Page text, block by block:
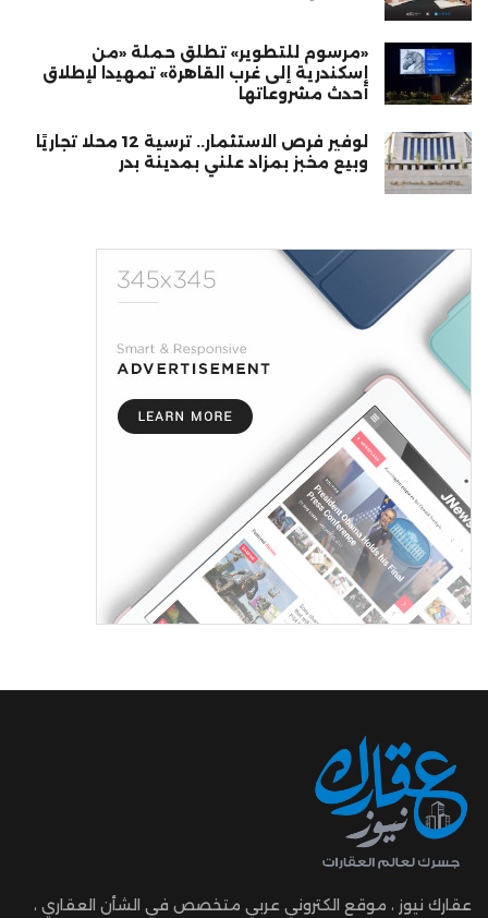
«مرسوم للتطوير» تطلق حملة «من
إسكندرية إلى غرب القاهرة» تمهيدا لإطلاق
أحدث مشروعاتها
لوفير فرص الاستثمار.. ترسية 12 محلًا تجاريًا
وبيع مخبز بمزاد علني بمدينة بدر
عقارك نيوز ، موقع الكتروني عربي متخصص في الشأن العقاري ،